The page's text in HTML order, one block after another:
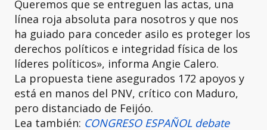
Queremos que se entreguen las actas, una
línea roja absoluta para nosotros y que nos
ha guiado para conceder asilo es proteger los
derechos políticos e integridad física de los
líderes políticos», informa Angie Calero.
La propuesta tiene asegurados 172 apoyos y
está en manos del PNV, crítico con Maduro,
pero distanciado de Feijóo.
Lea también: CONGRESO ESPAÑOL debate